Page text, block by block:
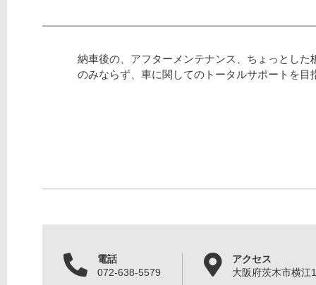
納車後の、アフターメンテナンス、ちょっとした
のみならず、車に関してのトータルサポートを目
電話
072-638-5579
アクセス
大阪府茨木市横江